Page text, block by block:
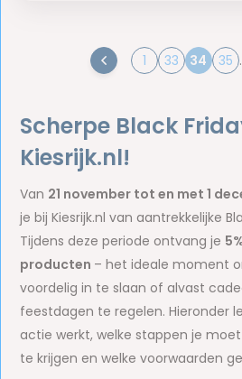
1 33 34 35
Scherpe Black
Kiesrijk.nl!
Van 21 november tot en met 1
je bij Kiesrijk.nl van aantrekkelijke
Tijdens deze periode ontvang je
producten – het ideale moment
voordelig in te slaan of alvast
feestdagen te regelen. Hieronder
actie werkt, welke stappen je
te krijgen en welke voorwaarden